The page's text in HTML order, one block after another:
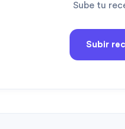
Sube tu
Subir